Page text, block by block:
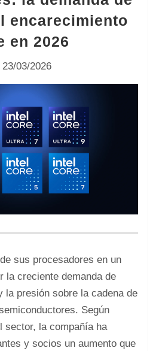
encarecimiento
en 2026
03/2026
sus procesadores en un
la creciente demanda de
la presión sobre la cadena de
Según
sector, la compañía ha
y socios un aumento que